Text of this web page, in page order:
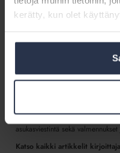
kerätty, kun olet
Kirjoittaja: Anne
Jäsenpalvelupäällikkönä
asukasviestintä sekä
Katso kaikki artikkelit